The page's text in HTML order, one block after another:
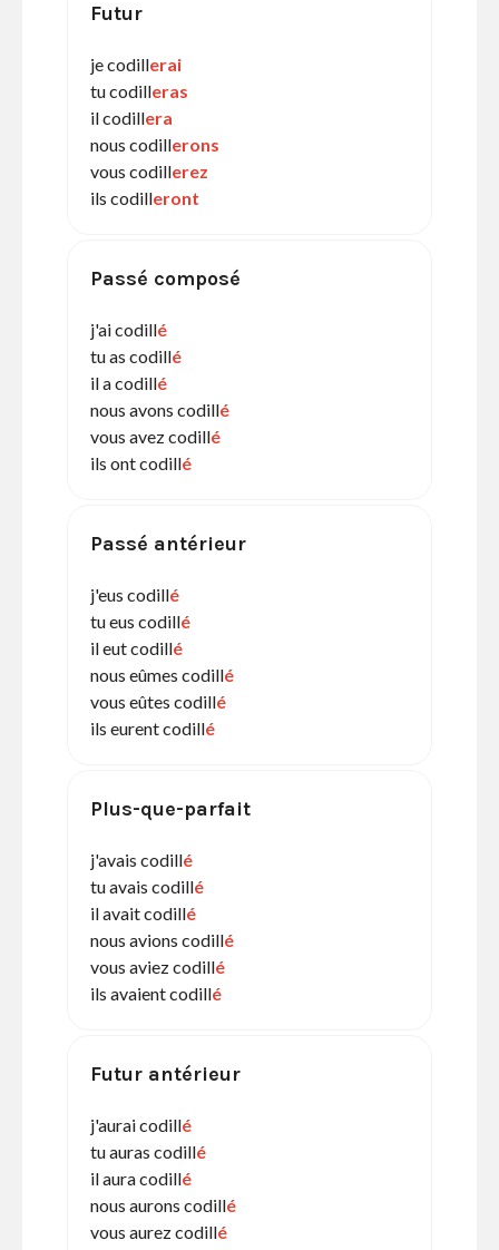
Futur
je codillerai
tu codilleras
il codillera
nous codillerons
vous codillerez
ils codilleront
Passé composé
j'ai codillé
tu as codillé
il a codillé
nous avons codillé
vous avez codillé
ils ont codillé
Passé antérieur
j'eus codillé
tu eus codillé
il eut codillé
nous eûmes codillé
vous eûtes codillé
ils eurent codillé
Plus-que-parfait
j'avais codillé
tu avais codillé
il avait codillé
nous avions codillé
vous aviez codillé
ils avaient codillé
Futur antérieur
j'aurai codillé
tu auras codillé
il aura codillé
nous aurons codillé
vous aurez codillé